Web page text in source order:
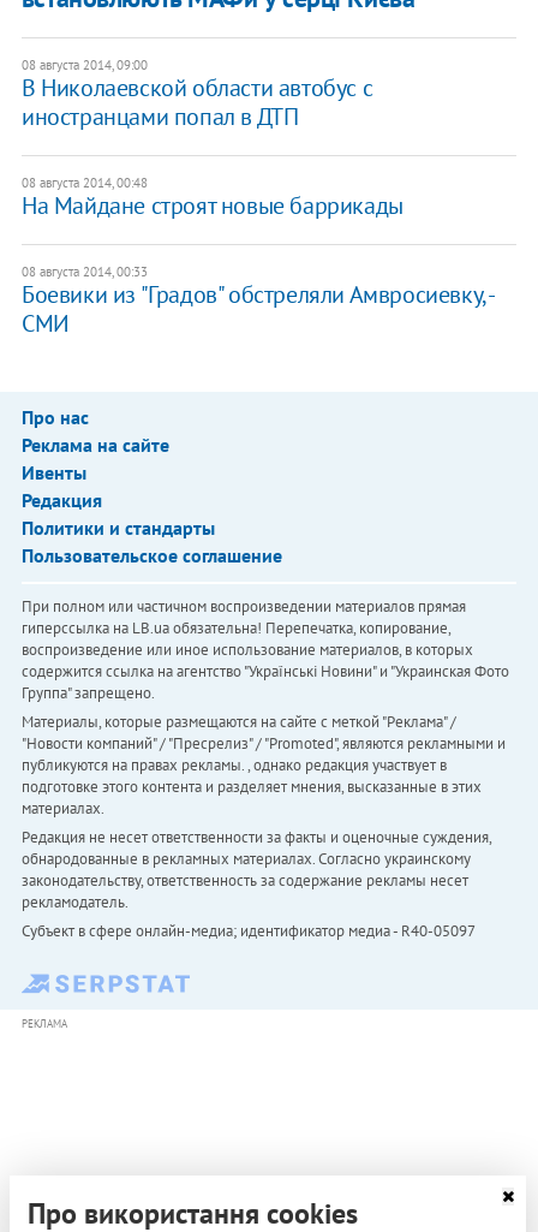
08 августа 2014, 09:00
В Николаевской области автобус с
иностранцами попал в ДТП
08 августа 2014, 00:48
На Майдане строят новые баррикады
08 августа 2014, 00:33
Боевики из "Градов" обстреляли Амвросиевку, -
СМИ
Про нас
Реклама на сайте
Ивенты
Редакция
Политики и стандарты
Пользовательское соглашение
При полном или частичном воспроизведении материалов прямая
гиперссылка на LB.ua обязательна! Перепечатка, копирование,
воспроизведение или иное использование материалов, в которых
содержится ссылка на агентство "Українськi Новини" и "Украинская Фото
Группа" запрещено.
Материалы, которые размещаются на сайте с меткой "Реклама" /
"Новости компаний" / "Пресрелиз" / "Promoted", являются рекламными и
публикуются на правах рекламы. , однако редакция участвует в
подготовке этого контента и разделяет мнения, высказанные в этих
материалах.
Редакция не несет ответственности за факты и оценочные суждения,
обнародованные в рекламных материалах. Согласно украинскому
законодательству, ответственность за содержание рекламы несет
рекламодатель.
Субъект в сфере онлайн-медиа; идентификатор медиа - R40-05097
РЕКЛАМА
Про використання cookies